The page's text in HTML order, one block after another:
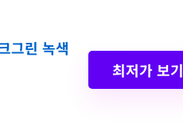
그린 녹색
최저가 보기